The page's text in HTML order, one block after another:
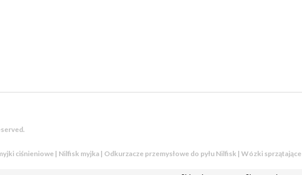
ciśnieniowe | Nilfisk myjka | Odkurzacze przemysłowe do pyłu Nilfisk | Wózki sprzątające